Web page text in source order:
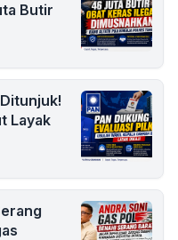
Butir
Layak